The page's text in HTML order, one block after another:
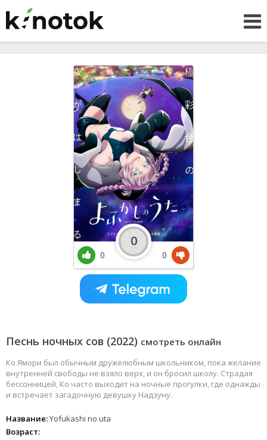
Песнь ночных сов (2022) смотреть онлайн
Ко Ямори был обычным дружелюбным школьником, пока желание
внутренней свободы не взяло верх, и он бросил школу. Страдая
бессонницей, Ко часто выходит на ночные прогулки, где однажды
и встречает загадочную девушку Надзуну.
Название:Yofukashi no uta
Возраст:
0
0
0